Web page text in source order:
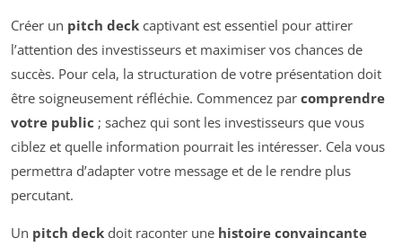
Créer un pitch deck captivant est essentiel pour attirer
l’attention des investisseurs et maximiser vos chances de
succès. Pour cela, la structuration de votre présentation doit
être soigneusement réfléchie. Commencez par comprendre
votre public ; sachez qui sont les investisseurs que vous
ciblez et quelle information pourrait les intéresser. Cela vous
permettra d’adapter votre message et de le rendre plus
percutant.
Un pitch deck doit raconter une histoire convaincante